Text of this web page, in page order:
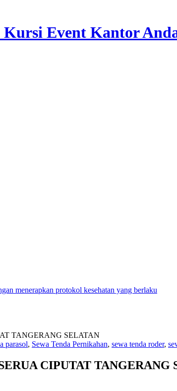
Kursi Event Kantor
menerapkan protokol kesehatan yang berlaku
parasol, Sewa Tenda Pernikahan, sewa tenda roder,
CIPUTAT TANGERANG